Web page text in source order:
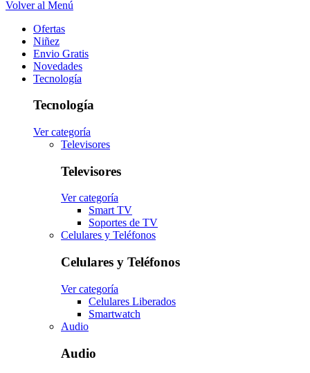
Volver al Menú
Ofertas
Niñez
Envio Gratis
Novedades
Tecnología
Tecnología
Ver categoría
Televisores
Televisores
Ver categoría
Smart TV
Soportes de TV
Celulares y Teléfonos
Celulares y Teléfonos
Ver categoría
Celulares Liberados
Smartwatch
Audio
Audio